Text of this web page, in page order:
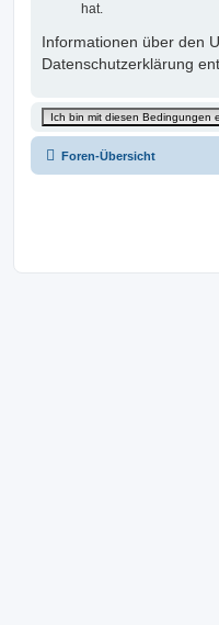
hat.
Informationen über den
Datenschutzerklärung
Foren-Übersicht